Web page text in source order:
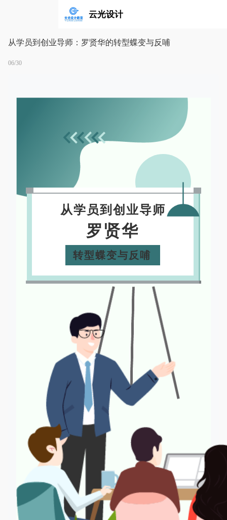
云光设计
从学员到创业导师：罗贤华的转型蝶变与反哺
06/30
从学员到创业导师
罗贤华
转型蝶变与反哺